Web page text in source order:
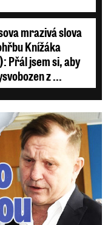
mrazivá slova
Knížáka
Přál jsem si, aby
z ...
Krvavá nakládačka